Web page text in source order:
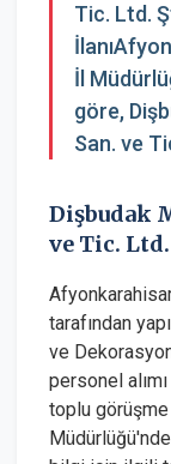
Tic. Ltd.
İl
göre,
San. ve
Dişbudak
ve Tic.
tarafından
ve
personel
toplu